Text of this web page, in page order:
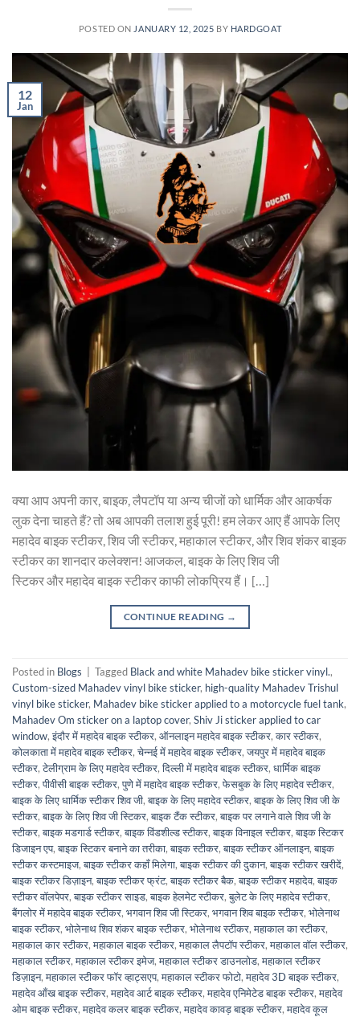
POSTED ON JANUARY 12, 2025 BY HARDGOAT
12
Jan
क्या आप अपनी कार, बाइक, लैपटॉप या अन्य चीजों को धार्मिक और आकर्षक
लुक देना चाहते हैं? तो अब आपकी तलाश हुई पूरी! हम लेकर आए हैं आपके लिए
महादेव बाइक स्टीकर, शिव जी स्टीकर, महाकाल स्टीकर, और शिव शंकर बाइक
स्टीकर का शानदार कलेक्शन! आजकल, बाइक के लिए शिव जी
स्टिकर और महादेव बाइक स्टीकर काफी लोकप्रिय हैं। […]
CONTINUE READING →
Posted in Blogs Tagged Black and white Mahadev bike sticker vinyl.,
Custom-sized Mahadev vinyl bike sticker, high-quality Mahadev Trishul
vinyl bike sticker, Mahadev bike sticker applied to a motorcycle fuel tank,
Mahadev Om sticker on a laptop cover, Shiv Ji sticker applied to car
window,इंदौर में महादेव बाइक स्टीकर, ऑनलाइन महादेव बाइक स्टीकर,कार स्टीकर,
कोलकाता में महादेव बाइक स्टीकर,चेन्नई में महादेव बाइक स्टीकर,जयपुर में महादेव बाइक
स्टीकर,टेलीग्राम के लिए महादेव स्टीकर,दिल्ली में महादेव बाइक स्टीकर, धार्मिक बाइक
स्टीकर,पीवीसी बाइक स्टीकर,पुणे में महादेव बाइक स्टीकर,फेसबुक के लिए महादेव स्टीकर,
बाइक के लिए धार्मिक स्टीकर शिव जी,बाइक के लिए महादेव स्टीकर,बाइक के लिए शिव जी के
स्टीकर,बाइक के लिए शिव जी स्टिकर,बाइक टैंक स्टीकर,बाइक पर लगाने वाले शिव जी के
स्टीकर,बाइक मडगार्ड स्टीकर,बाइक विंडशील्ड स्टीकर,बाइक विनाइल स्टीकर,बाइक स्टिकर
डिजाइन एप,बाइक स्टिकर बनाने का तरीका,बाइक स्टीकर,बाइक स्टीकर ऑनलाइन,बाइक
स्टीकर कस्टमाइज,बाइक स्टीकर कहाँ मिलेगा,बाइक स्टीकर की दुकान,बाइक स्टीकर खरीदें,
बाइक स्टीकर डिज़ाइन,बाइक स्टीकर फ्रंट,बाइक स्टीकर बैक,बाइक स्टीकर महादेव,बाइक
स्टीकर वॉलपेपर,बाइक स्टीकर साइड,बाइक हेलमेट स्टीकर,बुलेट के लिए महादेव स्टीकर,
बैंगलोर में महादेव बाइक स्टीकर, भगवान शिव जी स्टिकर, भगवान शिव बाइक स्टीकर, भोलेनाथ
बाइक स्टीकर, भोलेनाथ शिव शंकर बाइक स्टीकर, भोलेनाथ स्टीकर,महाकाल का स्टीकर,
महाकाल कार स्टीकर,महाकाल बाइक स्टीकर,महाकाल लैपटॉप स्टीकर,महाकाल वॉल स्टीकर,
महाकाल स्टीकर,महाकाल स्टीकर इमेज,महाकाल स्टीकर डाउनलोड,महाकाल स्टीकर
डिज़ाइन,महाकाल स्टीकर फॉर व्हाट्सएप,महाकाल स्टीकर फोटो,महादेव 3D बाइक स्टीकर,
महादेव आँख बाइक स्टीकर,महादेव आर्ट बाइक स्टीकर,महादेव एनिमेटेड बाइक स्टीकर,महादेव
ओम बाइक स्टीकर,महादेव कलर बाइक स्टीकर,महादेव कावड़ बाइक स्टीकर,महादेव कूल